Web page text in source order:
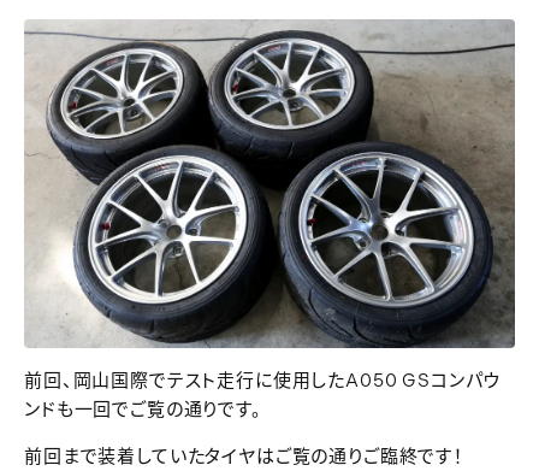
前回、岡山国際でテスト走行に使用したA050 GSコンパウ
ンドも一回でご覧の通りです。
前回まで装着していたタイヤはご覧の通りご臨終です！